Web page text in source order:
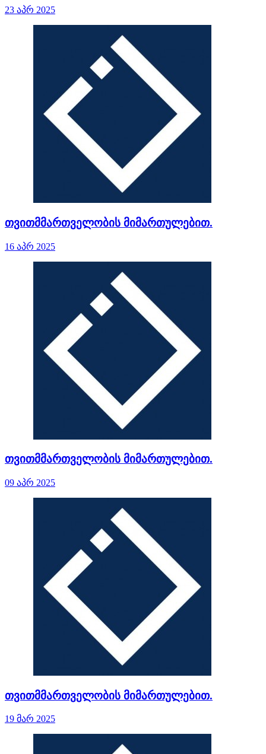
23 აპრ 2025
თვითმმართველობის მიმართულებით.
16 აპრ 2025
თვითმმართველობის მიმართულებით.
09 აპრ 2025
თვითმმართველობის მიმართულებით.
19 მარ 2025